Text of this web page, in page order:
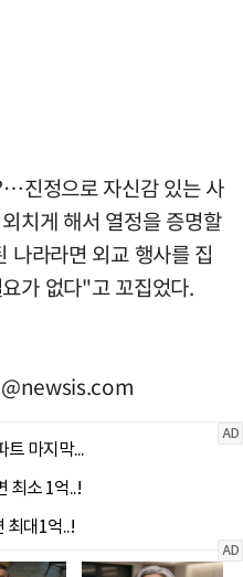
진정으로 자신감 있는 사
치게 해서 열정을 증명할
나라라면 외교 행사를 집
가 없다"고 꼬집었다.